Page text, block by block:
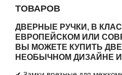
ТОВАРОВ
ДВЕРНЫЕ РУЧКИ, В
ЕВРОПЕЙСКОМ ИЛИ
ВЫ МОЖЕТЕ КУПИТЬ
НЕОБЫЧНОМ ДИЗАЙНЕ